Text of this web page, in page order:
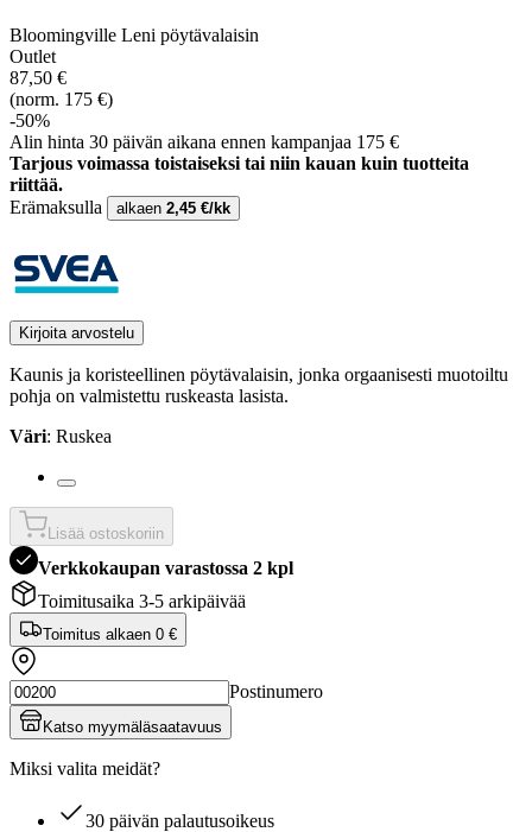
Bloomingville Leni pöytävalaisin
Outlet
87,50 €
(norm. 175 €)
-50%
Alin hinta 30 päivän aikana ennen kampanjaa 175 €
Tarjous voimassa toistaiseksi tai niin kauan kuin tuotteita
riittää.
Erämaksulla
alkaen 2,45 €/kk
Kirjoita arvostelu
Kaunis ja koristeellinen pöytävalaisin, jonka orgaanisesti muotoiltu
pohja on valmistettu ruskeasta lasista.
Väri: Ruskea
Lisää ostoskoriin
Verkkokaupan varastossa 2 kpl
Toimitusaika 3-5 arkipäivää
Toimitus alkaen 0 €
Postinumero
Katso myymäläsaatavuus
Miksi valita meidät?
30 päivän palautusoikeus